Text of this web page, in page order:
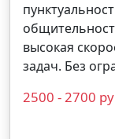
высокая
задач. Без
2500 - 2700